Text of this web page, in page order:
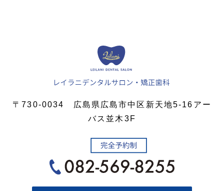
〒730-0034 広島県広島市中区新天地5-16アー
バス並木3F